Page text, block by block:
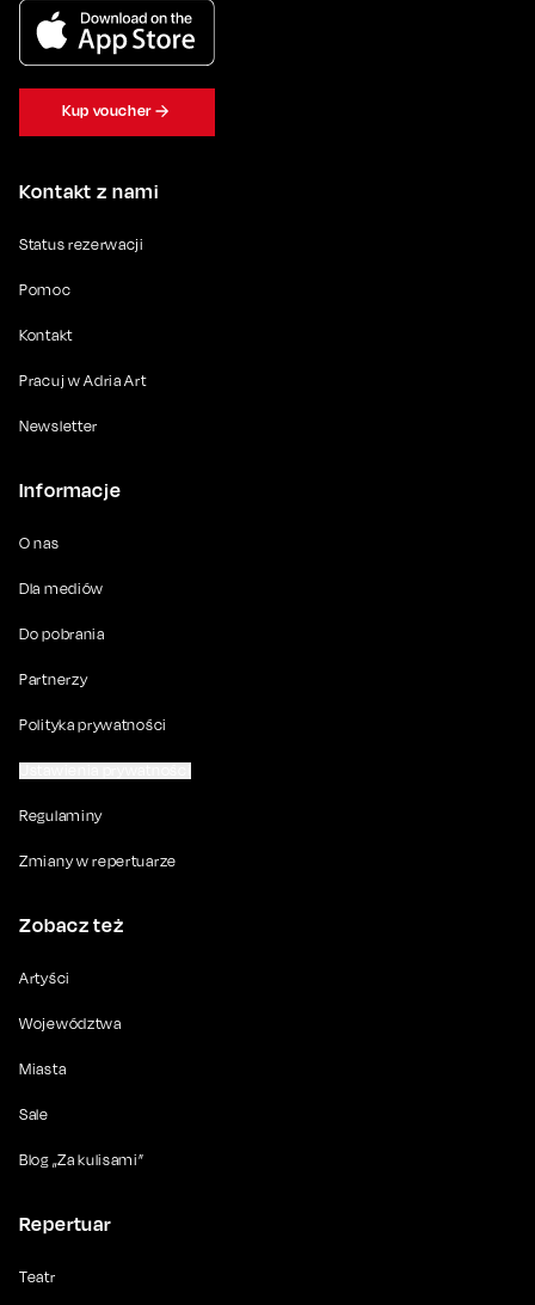
Kontakt z nami
Status rezerwacji
Pomoc
Kontakt
Pracuj w Adria Art
Newsletter
Informacje
O nas
Dla mediów
Do pobrania
Partnerzy
Polityka prywatności
Regulaminy
Zmiany w repertuarze
Zobacz też
Artyści
Województwa
Miasta
Sale
Blog „Za kulisami”
Repertuar
Teatr
Kup voucher